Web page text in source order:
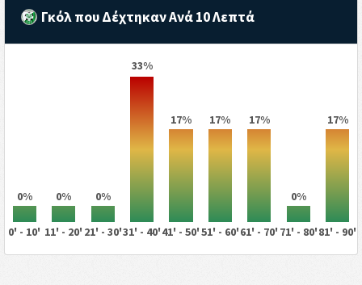
Γκόλ που Δέχτηκαν Ανά 10 Λεπτά
0% 0% 0%
33%
17% 17% 17%
0%
17%
0' - 10' 11' - 20' 21' - 30'31' - 40'41' - 50'51' - 60'61' - 70' 71' - 80'81' - 90'